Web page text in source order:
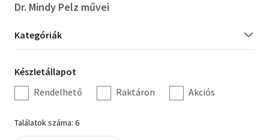
Hobbi, szabadidő
Irodalom
Művészet
Dr. Mindy Pelz művei
Kategória
szűrés
Kategóriák
Készletállapot
szűrés
Készletállapot
Rendelhető
Raktáron Akciós
Találatok száma: 6